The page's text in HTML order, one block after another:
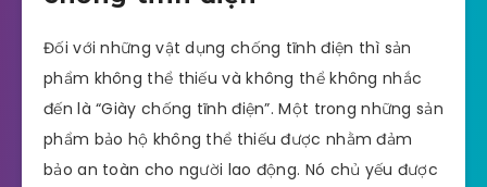
Đối với những vật dụng chống tĩnh điện thì sản
phẩm không thể thiếu và không thể không nhắc
đến là “Giày chống tĩnh điện”. Một trong những sản
phẩm bảo hộ không thể thiếu được nhằm đảm
bảo an toàn cho người lao động. Nó chủ yếu được